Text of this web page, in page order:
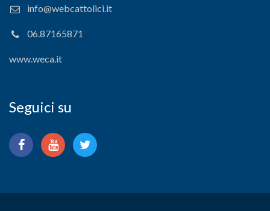
info@webcattolici.it
06.87165871
www.weca.it
Seguici su